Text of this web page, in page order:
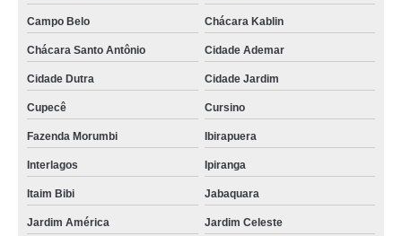
Campo Belo Chácara Kablin
Chácara Santo Antônio Cidade Ademar
Cidade Dutra Cidade Jardim
Cupecê Cursino
Fazenda Morumbi Ibirapuera
Interlagos Ipiranga
Itaim Bibi Jabaquara
Jardim América Jardim Celeste